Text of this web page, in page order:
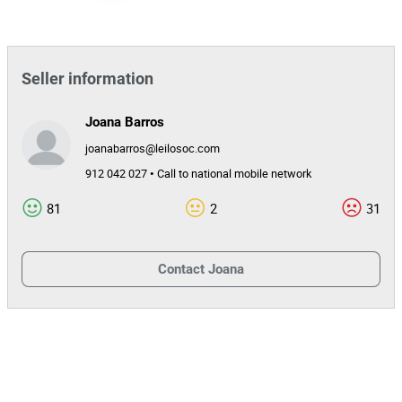
Seller information
Joana Barros
joanabarros@leilosoc.com
912 042 027 • Call to national mobile network
81 2 31
Contact Joana